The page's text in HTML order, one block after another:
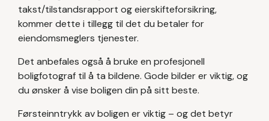
takst/tilstandsrapport og eierskifteforsikring,
kommer dette i tillegg til det du betaler for
eiendomsmeglers tjenester.
Det anbefales også å bruke en profesjonell
boligfotograf til å ta bildene. Gode bilder er viktig, og
du ønsker å vise boligen din på sitt beste.
Førsteinntrykk av boligen er viktig – og det betyr